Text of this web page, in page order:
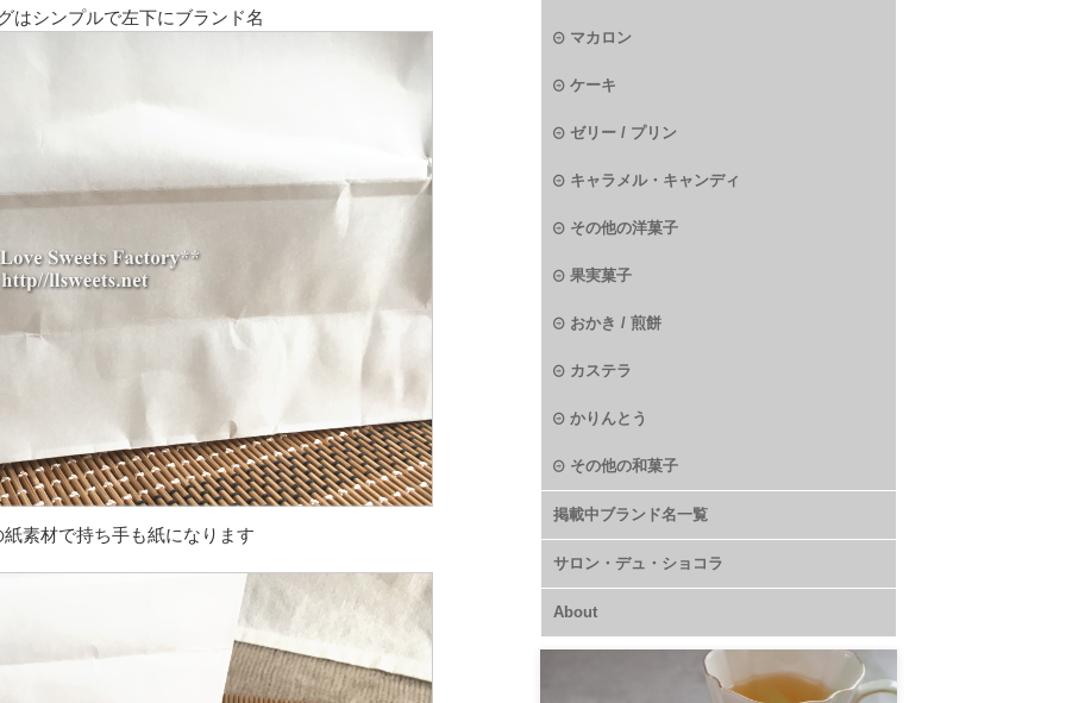
はシンプルで左下にブランド名
素材で持ち手も紙になります
マカロン
ケーキ
ゼリー / プリン
キャラメル・キャンディ
その他の洋菓子
果実菓子
おかき / 煎餅
カステラ
かりんとう
その他の和菓子
掲載中ブランド名一覧
サロン・デュ・ショコラ
About